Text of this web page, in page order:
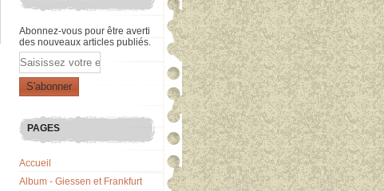
Abonnez-vous pour être averti
des nouveaux articles publiés.
Email
PAGES
Accueil
Album - Giessen et Frankfurt